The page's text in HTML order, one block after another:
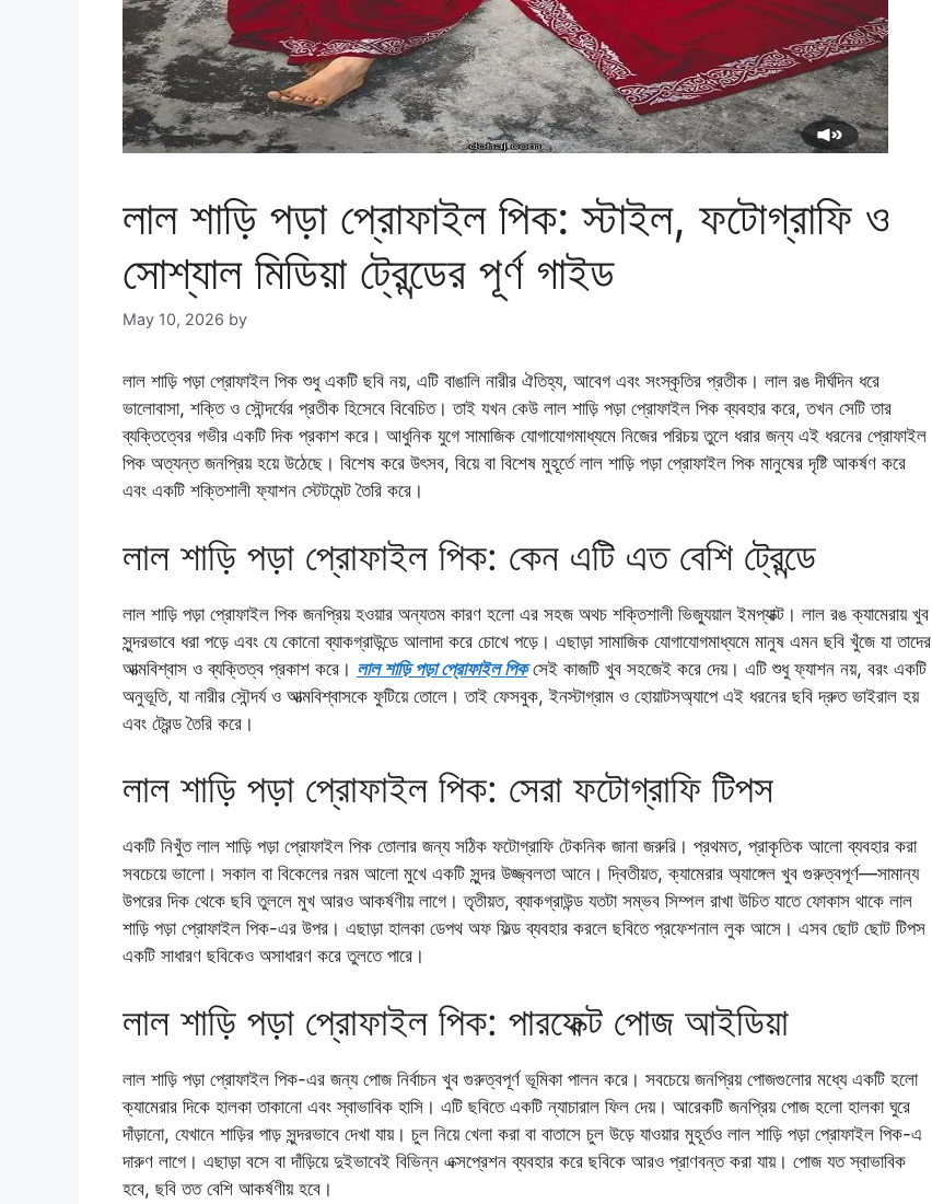
লাল শাড়ি পড়া প্রোফাইল পিক: স্টাইল, ফটোগ্রাফি ও
সোশ্যাল মিডিয়া ট্রেন্ডের পূর্ণ গাইড
May 10, 2026 by
লাল শাড়ি পড়া প্রোফাইল পিক শুধু একটি ছবি নয়, এটি বাঙালি নারীর ঐতিহ্য, আবেগ এবং সংস্কৃতির প্রতীক। লাল রঙ দীর্ঘদিন ধরে
ভালোবাসা, শক্তি ও সৌন্দর্যের প্রতীক হিসেবে বিবেচিত। তাই যখন কেউ লাল শাড়ি পড়া প্রোফাইল পিক ব্যবহার করে, তখন সেটি তার
ব্যক্তিত্বের গভীর একটি দিক প্রকাশ করে। আধুনিক যুগে সামাজিক যোগাযোগমাধ্যমে নিজের পরিচয় তুলে ধরার জন্য এই ধরনের প্রোফাইল
পিক অত্যন্ত জনপ্রিয় হয়ে উঠেছে। বিশেষ করে উৎসব, বিয়ে বা বিশেষ মুহূর্তে লাল শাড়ি পড়া প্রোফাইল পিক মানুষের দৃষ্টি আকর্ষণ করে
এবং একটি শক্তিশালী ফ্যাশন স্টেটমেন্ট তৈরি করে।
লাল শাড়ি পড়া প্রোফাইল পিক: কেন এটি এত বেশি ট্রেন্ডে
লাল শাড়ি পড়া প্রোফাইল পিক জনপ্রিয় হওয়ার অন্যতম কারণ হলো এর সহজ অথচ শক্তিশালী ভিজ্যুয়াল ইমপ্যাক্ট। লাল রঙ ক্যামেরায় খুব
সুন্দরভাবে ধরা পড়ে এবং যে কোনো ব্যাকগ্রাউন্ডে আলাদা করে চোখে পড়ে। এছাড়া সামাজিক যোগাযোগমাধ্যমে মানুষ এমন ছবি খুঁজে যা তাদের
আত্মবিশ্বাস ও ব্যক্তিত্ব প্রকাশ করে। লাল শাড়ি পড়া প্রোফাইল পিকসেই কাজটি খুব সহজেই করে দেয়। এটি শুধু ফ্যাশন নয়, বরং একটি
অনুভূতি, যা নারীর সৌন্দর্য ও আত্মবিশ্বাসকে ফুটিয়ে তোলে। তাই ফেসবুক, ইনস্টাগ্রাম ও হোয়াটসঅ্যাপে এই ধরনের ছবি দ্রুত ভাইরাল হয়
এবং ট্রেন্ড তৈরি করে।
লাল শাড়ি পড়া প্রোফাইল পিক: সেরা ফটোগ্রাফি টিপস
একটি নিখুঁত লাল শাড়ি পড়া প্রোফাইল পিক তোলার জন্য সঠিক ফটোগ্রাফি টেকনিক জানা জরুরি। প্রথমত, প্রাকৃতিক আলো ব্যবহার করা
সবচেয়ে ভালো। সকাল বা বিকেলের নরম আলো মুখে একটি সুন্দর উজ্জ্বলতা আনে। দ্বিতীয়ত, ক্যামেরার অ্যাঙ্গেল খুব গুরুত্বপূর্ণ—সামান্য
উপরের দিক থেকে ছবি তুললে মুখ আরও আকর্ষণীয় লাগে। তৃতীয়ত, ব্যাকগ্রাউন্ড যতটা সম্ভব সিম্পল রাখা উচিত যাতে ফোকাস থাকে লাল
শাড়ি পড়া প্রোফাইল পিক-এর উপর। এছাড়া হালকা ডেপথ অফ ফিল্ড ব্যবহার করলে ছবিতে প্রফেশনাল লুক আসে। এসব ছোট ছোট টিপস
একটি সাধারণ ছবিকেও অসাধারণ করে তুলতে পারে।
লাল শাড়ি পড়া প্রোফাইল পিক: পারফেক্ট পোজ আইডিয়া
লাল শাড়ি পড়া প্রোফাইল পিক-এর জন্য পোজ নির্বাচন খুব গুরুত্বপূর্ণ ভূমিকা পালন করে। সবচেয়ে জনপ্রিয় পোজগুলোর মধ্যে একটি হলো
ক্যামেরার দিকে হালকা তাকানো এবং স্বাভাবিক হাসি। এটি ছবিতে একটি ন্যাচারাল ফিল দেয়। আরেকটি জনপ্রিয় পোজ হলো হালকা ঘুরে
দাঁড়ানো, যেখানে শাড়ির পাড় সুন্দরভাবে দেখা যায়। চুল নিয়ে খেলা করা বা বাতাসে চুল উড়ে যাওয়ার মুহূর্তও লাল শাড়ি পড়া প্রোফাইল পিক-এ
দারুণ লাগে। এছাড়া বসে বা দাঁড়িয়ে দুইভাবেই বিভিন্ন এক্সপ্রেশন ব্যবহার করে ছবিকে আরও প্রাণবন্ত করা যায়। পোজ যত স্বাভাবিক
হবে, ছবি তত বেশি আকর্ষণীয় হবে।